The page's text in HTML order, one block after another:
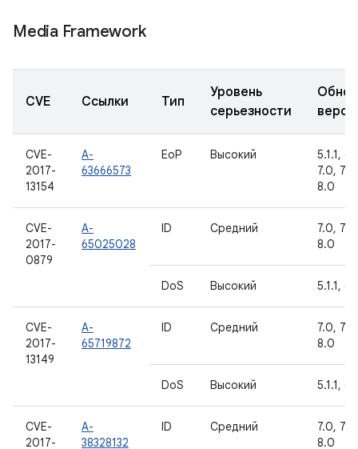
Media Framework
CVE Ссылки Тип
Уровень
серьезности
CVE-
2017-
13154
A-
63666573
EoP Высокий
5.1.1,
7.0,
8.0
CVE-
2017-
0879
A-
65025028
ID Средний
7.0,
8.0
DoS Высокий 5.1.1,
CVE-
2017-
13149
A-
65719872
ID Средний
7.0,
8.0
DoS Высокий 5.1.1,
CVE-
2017-
A-
38328132
ID Средний
7.0,
8.0